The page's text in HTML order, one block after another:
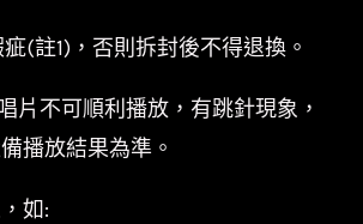
(註1)，否則拆封後不得退換。
片不可順利播放，有跳針現象，
播放結果為準。
如: